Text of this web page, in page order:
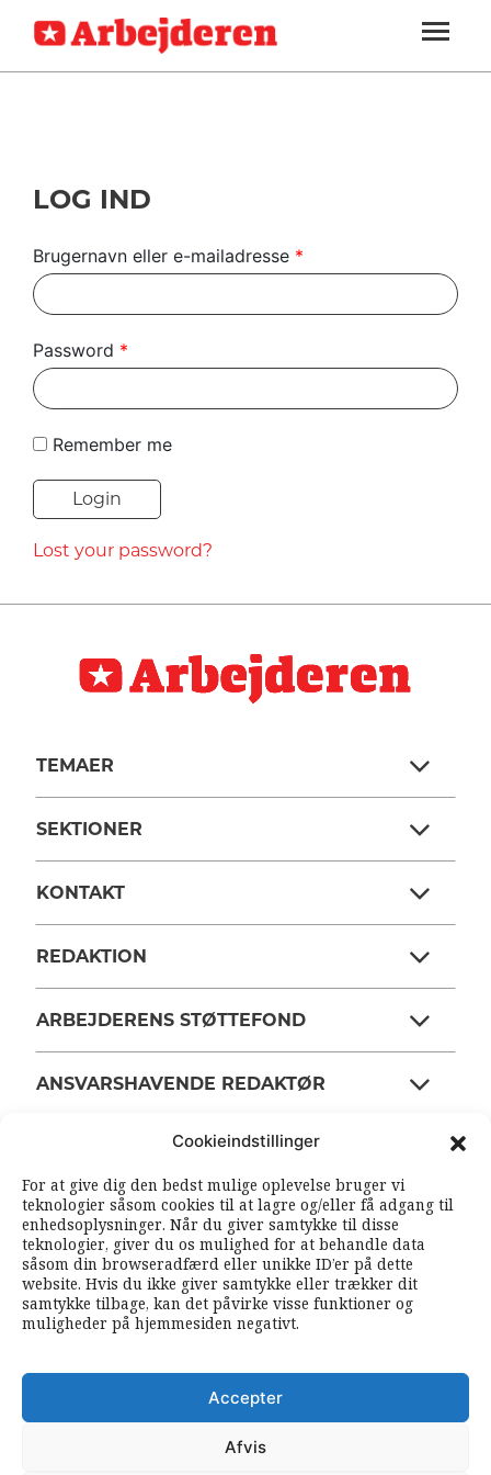
Cookieindstillinger
For at give dig den bedst mulige oplevelse bruger vi
teknologier såsom cookies til at lagre og/eller få adgang til
enhedsoplysninger. Når du giver samtykke til disse
teknologier, giver du os mulighed for at behandle data
såsom din browseradfærd eller unikke ID’er på dette
website. Hvis du ikke giver samtykke eller trækker dit
samtykke tilbage, kan det påvirke visse funktioner og
muligheder på hjemmesiden negativt.
Accepter
Afvis
SEKTIONER
ARBEJDEREN
MENER
UDLAND
DEBAT
TIL
NAVNE
HISTORIE
TEORI
SOUNDCLOUD
ABONNER
LOG IND
LOG IND
Brugernavn eller e-mailadresse *
Password *
Remember me
Lost your password?
TEMAER
SEKTIONER
KONTAKT
REDAKTION
ARBEJDERENS STØTTEFOND
ANSVARSHAVENDE REDAKTØR
SOUNDCLOUD RSS FEEDS
FØLG ARBEJDEREN